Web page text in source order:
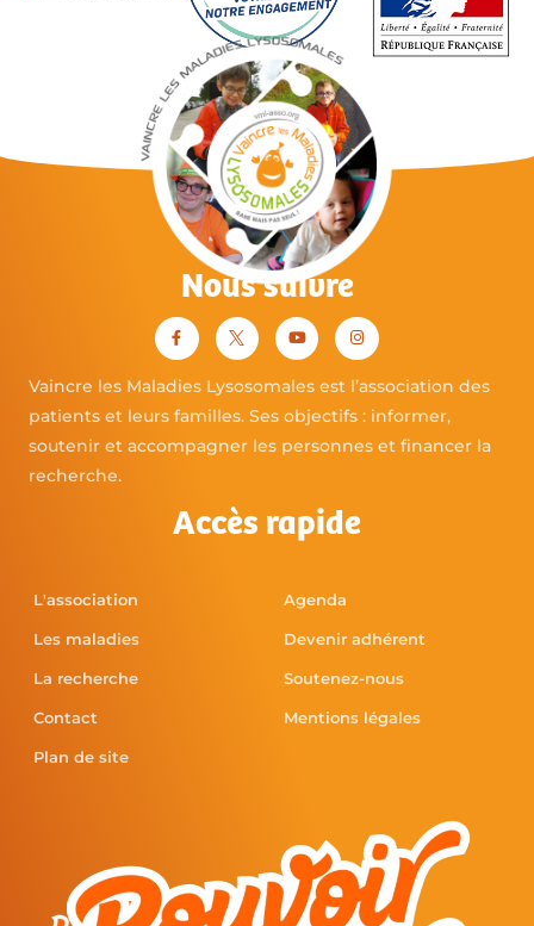
Nous suivre
Vaincre les Maladies Lysosomales est l’association des
patients et leurs familles. Ses objectifs : informer,
soutenir et accompagner les personnes et financer la
recherche.
Accès rapide
L'association
Les maladies
La recherche
Contact
Plan de site
Agenda
Devenir adhérent
Soutenez-nous
Mentions légales